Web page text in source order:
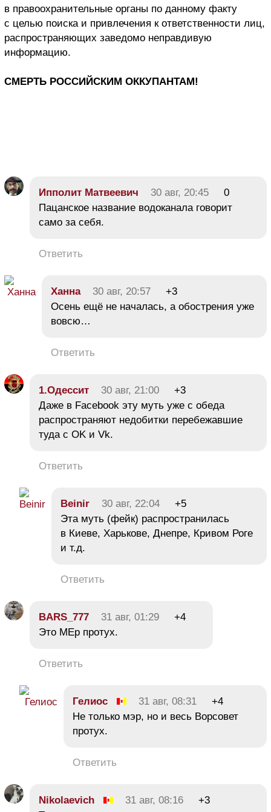
в правоохранительные органы по данному факту
с целью поиска и привлечения к ответственности лиц,
распространяющих заведомо неправдивую
информацию.
СМЕРТЬ РОССИЙСКИМ ОККУПАНТАМ!
Ипполит Матвеевич 30 авг, 20:45
0
Пацанское название водоканала говорит
само за себя.
Ответить
Ханна 30 авг, 20:57
+3
Осень ещё не началась, а обострения уже
вовсю…
Ответить
1.Одессит 30 авг, 21:00
+3
Даже в Facebook эту муть уже с обеда
распространяют недобитки перебежавшие
туда с ОK и Vk.
Ответить
Beinir 30 авг, 22:04
+5
Эта муть (фейк) распространилась
в Киеве, Харькове, Днепре, Кривом Роге
и т.д.
Ответить
BARS_777 31 авг, 01:29
+4
Это МЕр протух.
Ответить
Гелиос 31 авг, 08:31
+4
Не только мэр, но и весь Ворсовет
протух.
Ответить
Nikolaevich 31 авг, 08:16
+3